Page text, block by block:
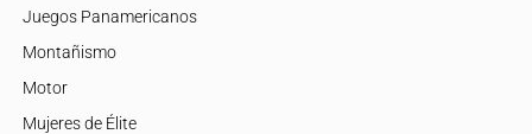
Juegos Panamericanos
Montañismo
Motor
Mujeres de Élite